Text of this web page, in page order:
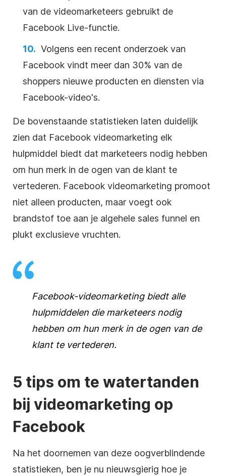
van de videomarketeers gebruikt de
Facebook Live-functie.
Volgens een recent onderzoek van
Facebook vindt meer dan 30% van de
shoppers nieuwe producten en diensten via
Facebook-video's.
De bovenstaande statistieken laten duidelijk
zien dat Facebook videomarketing elk
hulpmiddel biedt dat marketeers nodig hebben
om hun merk in de ogen van de klant te
vertederen. Facebook videomarketing promoot
niet alleen producten, maar voegt ook
brandstof toe aan je algehele sales funnel en
plukt exclusieve vruchten.
Facebook-videomarketing biedt alle
hulpmiddelen die marketeers nodig
hebben om hun merk in de ogen van de
klant te vertederen.
5 tips om te watertanden
bij videomarketing op
Facebook
Na het doornemen van deze oogverblindende
statistieken, ben je nu nieuwsgierig hoe je